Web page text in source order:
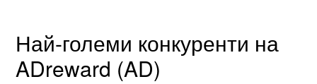
Най-големи конкуренти на
ADreward (AD)